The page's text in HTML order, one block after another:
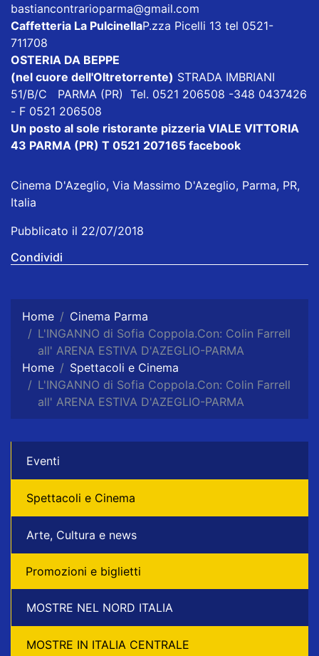
bastiancontrarioparma@gmail.com
Caffetteria La PulcinellaP.zza Picelli 13 tel 0521-
711708
OSTERIA DA BEPPE
(nel cuore dell'Oltretorrente) STRADA IMBRIANI
51/B/C PARMA (PR) Tel. 0521 206508 -348 0437426
- F 0521 206508
Un posto al sole ristorante pizzeria VIALE VITTORIA
43 PARMA (PR) T 0521 207165 facebook
Cinema D'Azeglio, Via Massimo D'Azeglio, Parma, PR,
Italia
Pubblicato il 22/07/2018
Condividi
Home
Cinema Parma
L'INGANNO di Sofia Coppola.Con: Colin Farrell
all' ARENA ESTIVA D'AZEGLIO-PARMA
Home
Spettacoli e Cinema
L'INGANNO di Sofia Coppola.Con: Colin Farrell
all' ARENA ESTIVA D'AZEGLIO-PARMA
Eventi
Spettacoli e Cinema
Arte, Cultura e news
Promozioni e biglietti
MOSTRE NEL NORD ITALIA
MOSTRE IN ITALIA CENTRALE